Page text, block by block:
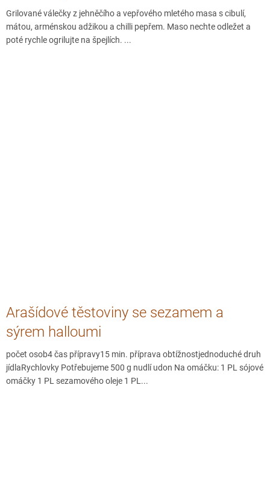
Grilované válečky z jehněčího a vepřového mletého masa s cibulí,
mátou, arménskou adžikou a chilli pepřem. Maso nechte odležet a
poté rychle ogrilujte na špejlích. ...
Arašídové těstoviny se sezamem a
sýrem halloumi
počet osob4 čas přípravy15 min. příprava obtížnostjednoduché druh
jídlaRychlovky Potřebujeme 500 g nudlí udon Na omáčku: 1 PL sójové
omáčky 1 PL sezamového oleje 1 PL...